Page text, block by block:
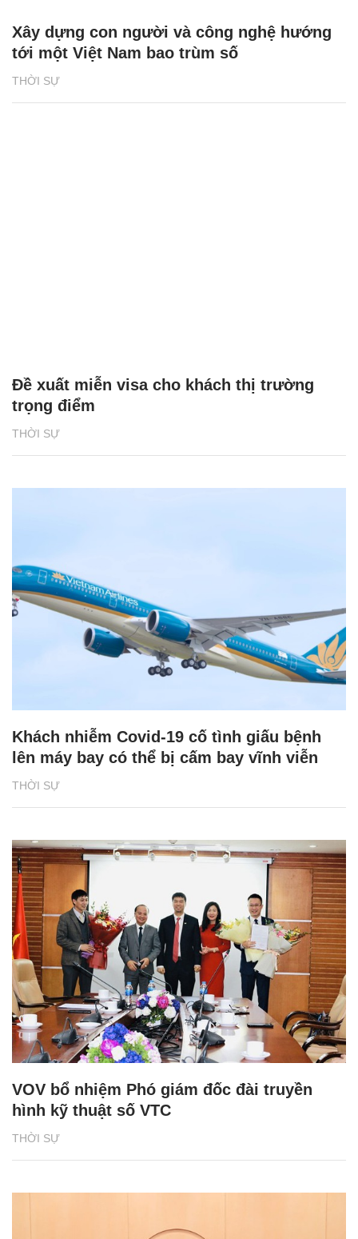
THỜI SỰ
Xây dựng con người và công nghệ hướng
tới một Việt Nam bao trùm số
THỜI SỰ
Đề xuất miễn visa cho khách thị trường
trọng điểm
THỜI SỰ
Khách nhiễm Covid-19 cố tình giấu bệnh
lên máy bay có thể bị cấm bay vĩnh viễn
THỜI SỰ
VOV bổ nhiệm Phó giám đốc đài truyền
hình kỹ thuật số VTC